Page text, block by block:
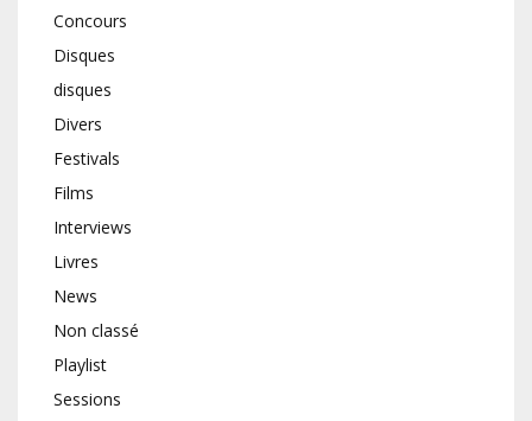
Concours
Disques
disques
Divers
Festivals
Films
Interviews
Livres
News
Non classé
Playlist
Sessions